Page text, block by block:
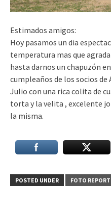
Estimados amigos:
Hoy pasamos un dia
temperatura mas que
hasta darnos un chapuzón
cumpleaños de los socios de
Julio con una rica colita de
torta y la velita , excelente
la misma.
POSTED UNDER FOTO